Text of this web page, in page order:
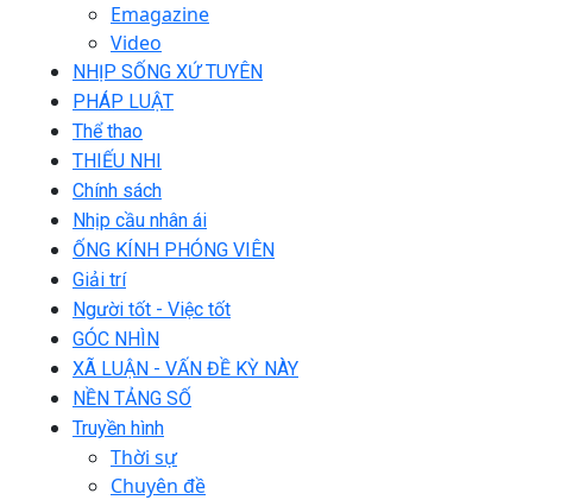
Emagazine
Video
NHỊP SỐNG XỨ TUYÊN
PHÁP LUẬT
Thể thao
THIẾU NHI
Chính sách
Nhịp cầu nhân ái
ỐNG KÍNH PHÓNG VIÊN
Giải trí
Người tốt - Việc tốt
GÓC NHÌN
XÃ LUẬN - VẤN ĐỀ KỲ NÀY
NỀN TẢNG SỐ
Truyền hình
Thời sự
Chuyên đề